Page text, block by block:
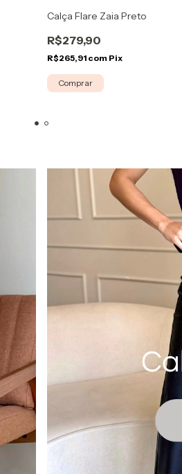
Calça Flare Zaia Preto
R$279,90
R$265,91 com Pix
Comprar